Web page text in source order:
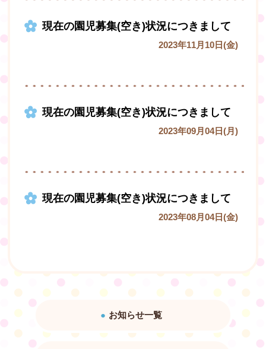
現在の園児募集(空き)状況につきまして
2023年11月10日(金)
現在の園児募集(空き)状況につきまして
2023年09月04日(月)
現在の園児募集(空き)状況につきまして
2023年08月04日(金)
お知らせ一覧